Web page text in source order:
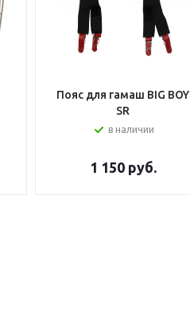
Пояс для гамаш BIG BOY
SR
в наличии
1 150руб.